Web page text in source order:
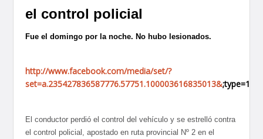
el control policial
Fue el domingo por la noche. No hubo lesionados.
http://www.facebook.com/media/set/?
set=a.235427836587776.57751.100003616835013&;type=1
El conductor perdió el control del vehículo y se estrelló contra
el control policial, apostado en ruta provincial Nº 2 en el